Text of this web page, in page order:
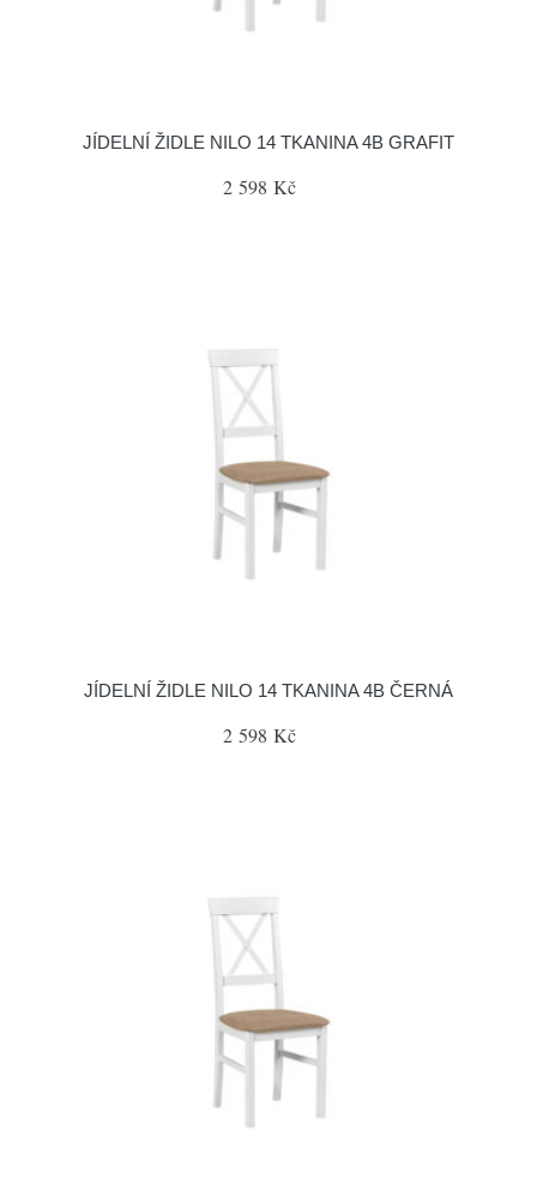
JÍDELNÍ ŽIDLE NILO 14 TKANINA 4B GRAFIT
2 598 Kč
JÍDELNÍ ŽIDLE NILO 14 TKANINA 4B ČERNÁ
2 598 Kč